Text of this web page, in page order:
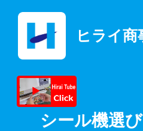
ヒライ商
シール機選